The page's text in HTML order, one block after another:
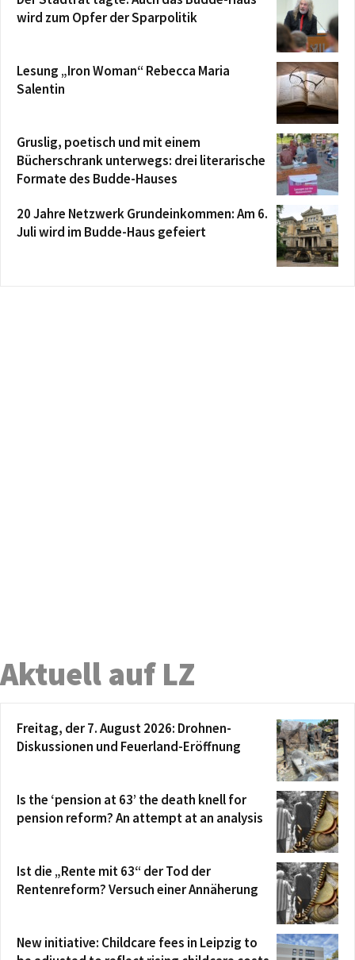
wird zum Opfer der Sparpolitik
Lesung „Iron Woman“ Rebecca Maria
Salentin
Gruslig, poetisch und mit einem
Bücherschrank unterwegs: drei literarische
Formate des Budde-Hauses
20 Jahre Netzwerk Grundeinkommen: Am 6.
Juli wird im Budde-Haus gefeiert
Aktuell auf LZ
Freitag, der 7. August 2026: Drohnen-
Diskussionen und Feuerland-Eröffnung
Is the ‘pension at 63’ the death knell for
pension reform? An attempt at an analysis
Ist die „Rente mit 63“ der Tod der
Rentenreform? Versuch einer Annäherung
New initiative: Childcare fees in Leipzig to